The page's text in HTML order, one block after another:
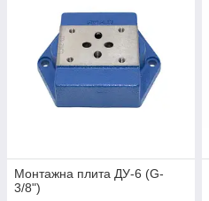
Монтажна плита ДУ-6 (G-
3/8")